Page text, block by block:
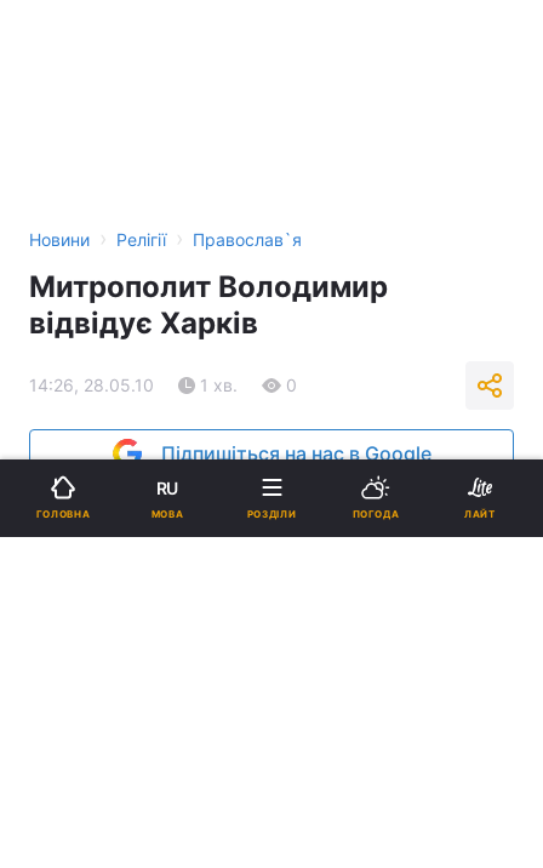
Новини › Релігії › Православ`я
Митрополит Володимир
відвідує Харків
14:26, 28.05.10 1 хв. 0
Підпишіться на нас в Google
Реклама
ГОЛОВНА
RU
МОВА РОЗДІЛИ ПОГОДА ЛАЙТ